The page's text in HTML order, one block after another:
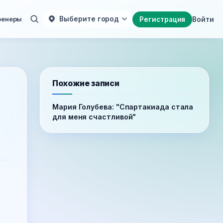
Регистрация Войти
Выберите город
Похожие записи
Мария Голубева: "Спартакиада стала
для меня счастливой"